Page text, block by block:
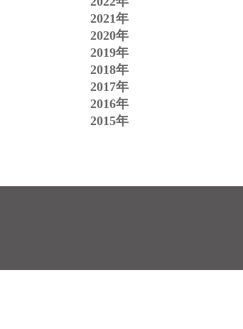
2021年
2020年
2019年
2018年
2017年
2016年
2015年